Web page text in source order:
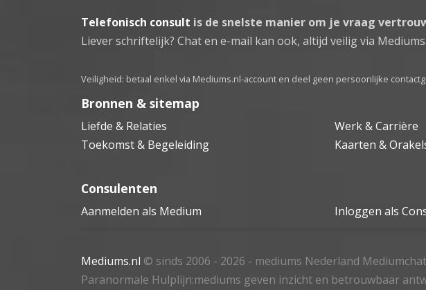
Telefonisch consult is de snelste manier om je vraag
Liever schriftelijk? Chat en e-mail kan ook, altijd veilig via
Veiligheid: betaal enkel via Mediums.nl-account en deel geen persoonlijke
Bronnen & sitemap
Liefde & Relaties Werk & Carrière
Toekomst & Begeleiding
Kaarten &
Consulenten
Aanmelden als Medium Inloggen als
Mediums.nl © sinds 2006 - 2026 - mediums Nederland
Paranormale Hulplijn:mediums geven inzicht en betrouwbaar